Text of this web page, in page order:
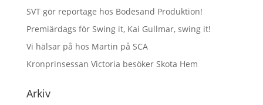
SVT gör reportage hos Bodesand Produktion!
Premiärdags för Swing it, Kai Gullmar, swing it!
Vi hälsar på hos Martin på SCA
Kronprinsessan Victoria besöker Skota Hem
Arkiv